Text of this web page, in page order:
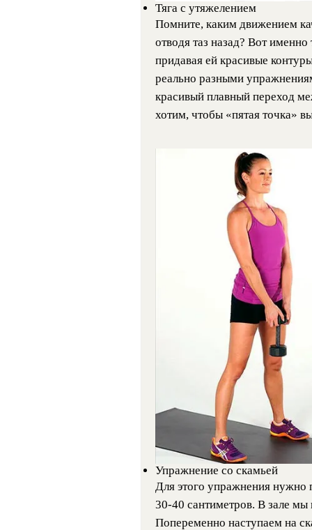
Тяга с утяжелением
Помните, каким движением
отводя таз назад? Вот
придавая ей красивые
реально разными
красивый плавный переход
хотим, чтобы «пятая точка»
Упражнение со скамьей
Для этого упражнения нужно
30-40 сантиметров. В зале
Попеременно наступаем на